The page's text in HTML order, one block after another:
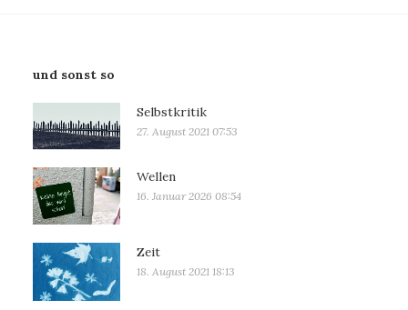
und sonst so
Selbstkritik
27. August 2021 07:53
Wellen
16. Januar 2026 08:54
Zeit
18. August 2021 18:13